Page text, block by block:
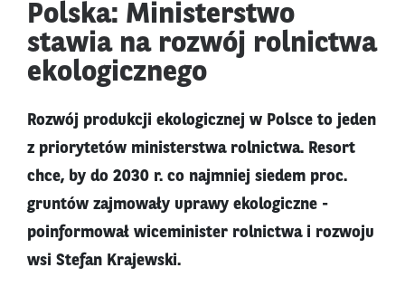
Polska: Ministerstwo
stawia na rozwój rolnictwa
ekologicznego
Rozwój produkcji ekologicznej w Polsce to jeden
z priorytetów ministerstwa rolnictwa. Resort
chce, by do 2030 r. co najmniej siedem proc.
gruntów zajmowały uprawy ekologiczne -
poinformował wiceminister rolnictwa i rozwoju
wsi Stefan Krajewski.